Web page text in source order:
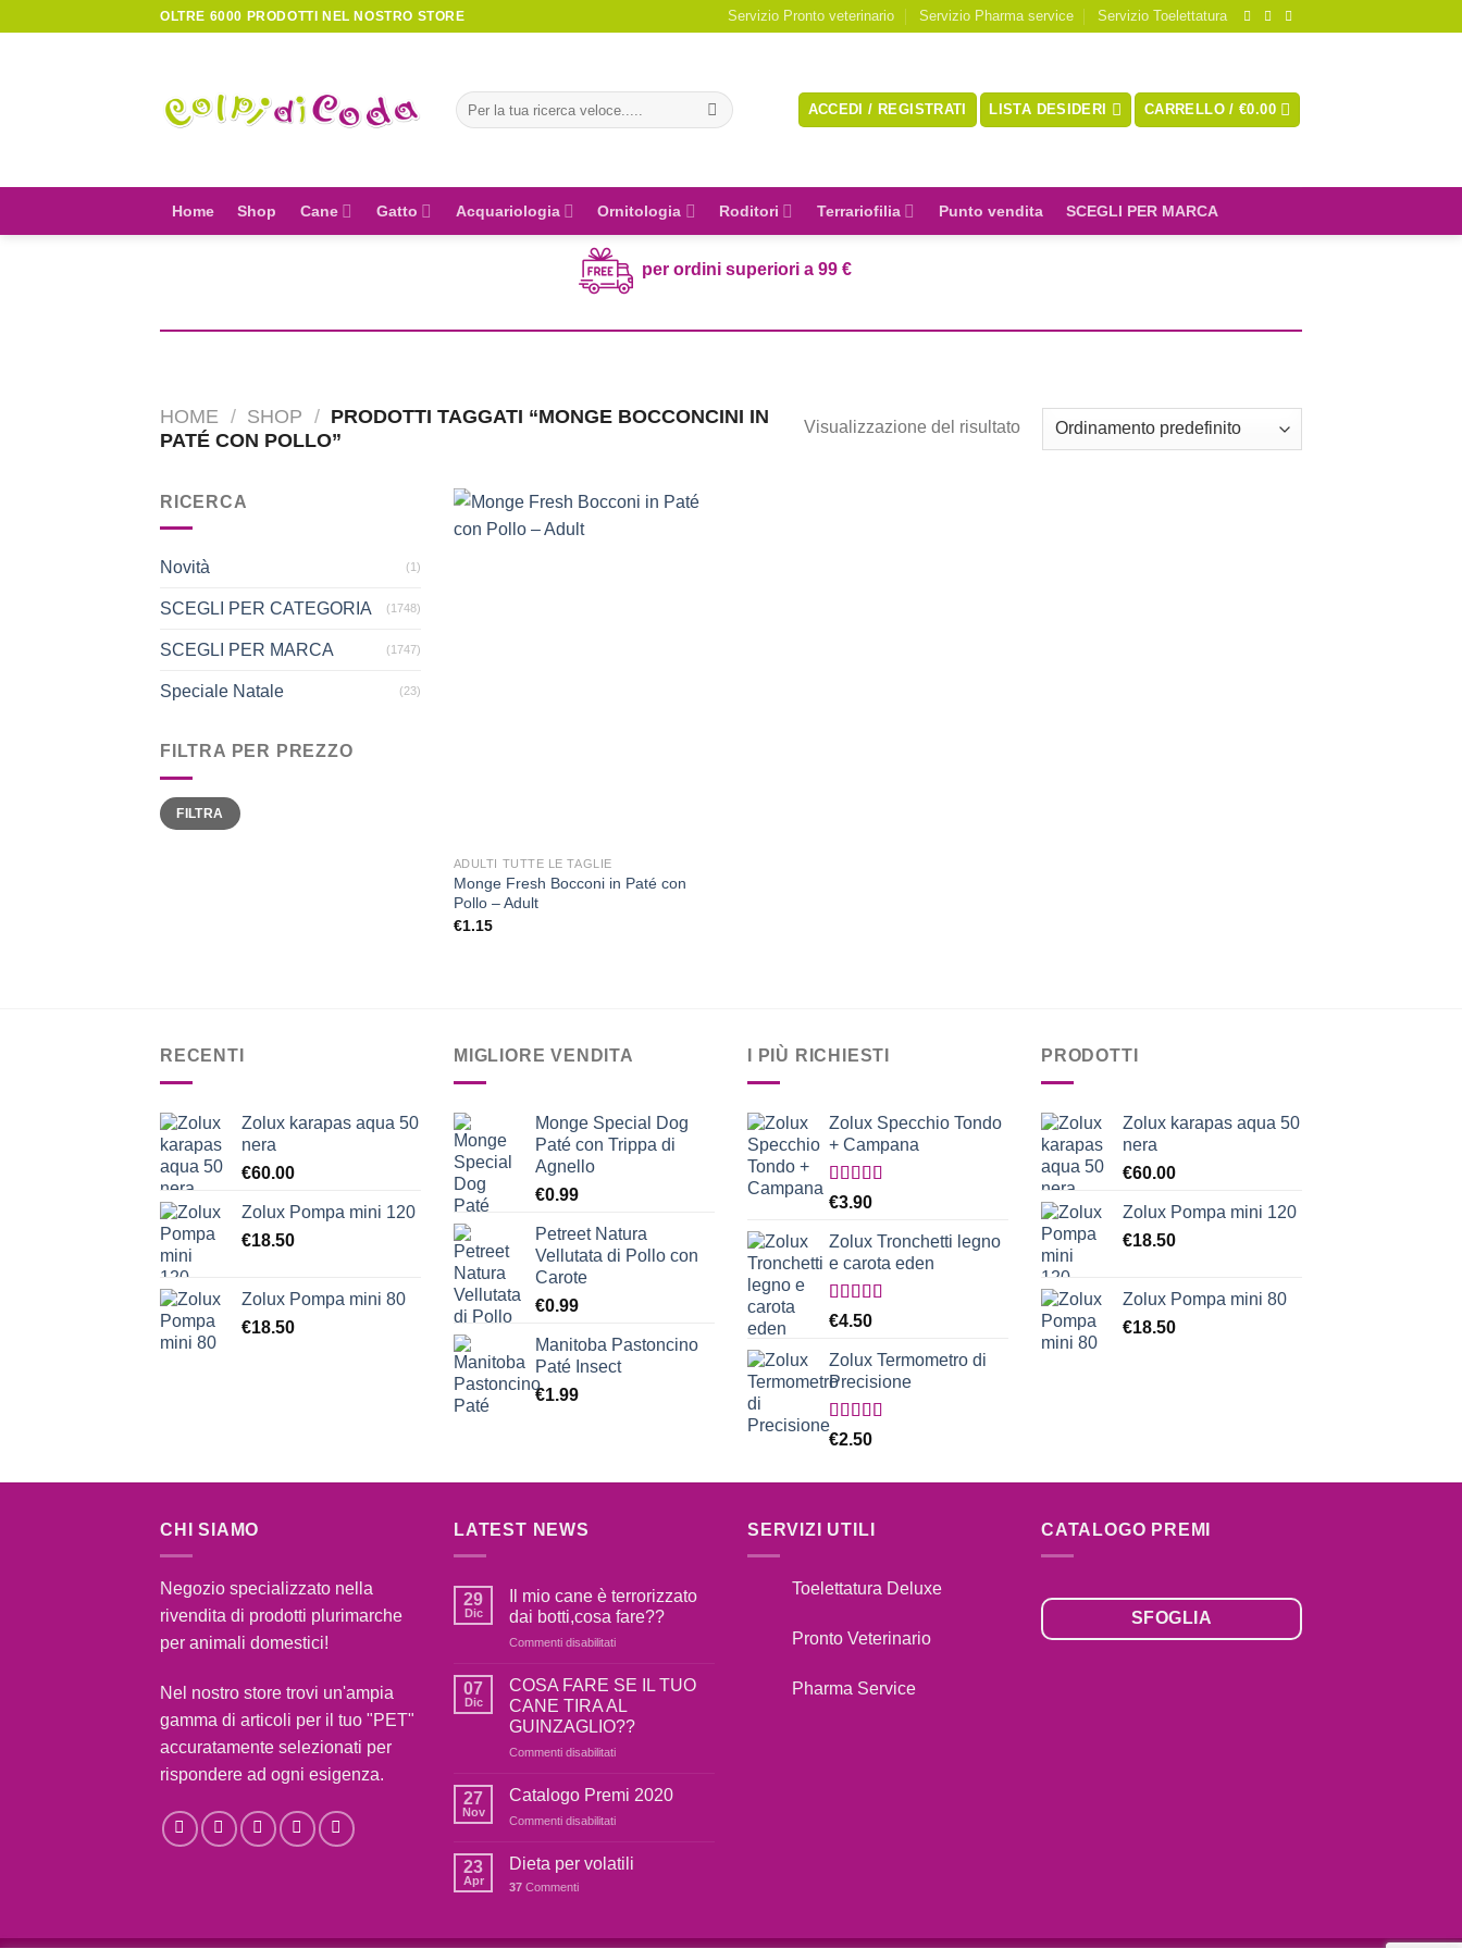
OLTRE 6000 PRODOTTI NEL NOSTRO STORE Servizio Pronto veterinario Servizio Pharma service Servizio Toelettatura
Cerca:
ACCEDI / REGISTRATI LISTA DESIDERI CARRELLO /€0.00
Home Shop Cane Gatto Acquariologia Ornitologia Roditori Terrariofilia Punto vendita SCEGLI PER MARCA
per ordini superiori a 99 €
HOME / SHOP / PRODOTTI TAGGATI “MONGE BOCCONCINI IN
PATÉ CON POLLO”
Visualizzazione del risultato
RICERCA
Novità (1)
SCEGLI PER CATEGORIA (1748)
SCEGLI PER MARCA (1747)
Speciale Natale (23)
FILTRA PER PREZZO
Prezzo
Min
Prezzo
MaxFILTRA
ADULTI TUTTE LE TAGLIE
Monge Fresh Bocconi in Paté con
Pollo – Adult
€1.15
RECENTI
Zolux karapas aqua 50
nera
€60.00
Zolux Pompa mini 120
€18.50
Zolux Pompa mini 80
€18.50
MIGLIORE VENDITA
Monge Special Dog
Paté con Trippa di
Agnello
€0.99
Petreet Natura
Vellutata di Pollo con
Carote
€0.99
Manitoba Pastoncino
Paté Insect
€1.99
I PIÙ RICHIESTI
Zolux Specchio Tondo
+ Campana
Valutato
€3.90
Zolux Tronchetti legno
e carota eden
Valutato
€4.50
Zolux Termometro di
Precisione
Valutato
€2.50
PRODOTTI
Zolux karapas aqua 50
nera
€60.00
Zolux Pompa mini 120
€18.50
Zolux Pompa mini 80
€18.50
CHI SIAMO
Negozio specializzato nella
rivendita di prodotti plurimarche
per animali domestici!
Nel nostro store trovi un'ampia
gamma di articoli per il tuo "PET"
accuratamente selezionati per
rispondere ad ogni esigenza.
LATEST NEWS
29
Dic
Il mio cane è terrorizzato
dai botti,cosa fare??
Commenti disabilitatisu
mio
cane
è
terrorizzato
dai
fare??
07
Dic
COSA FARE SE IL TUO
CANE TIRA AL
GUINZAGLIO??
Commenti disabilitatisu
FARE
IL
CANE
27
Nov
Catalogo Premi 2020
Commenti disabilitatisu
Premi
23
Apr
Dieta per volatili
37 Commenti
SERVIZI UTILI
Toelettatura Deluxe
Pronto Veterinario
Pharma Service
CATALOGO PREMI
SFOGLIA